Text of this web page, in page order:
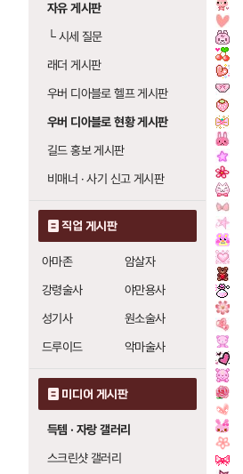
자유 게시판
└시세 질문
래더 게시판
우버 디아블로 헬프 게시판
우버 디아블로 현황 게시판
길드 홍보 게시판
비매너 · 사기 신고 게시판
직업 게시판
아마존
암살자
강령술사
야만용사
성기사
원소술사
드루이드
악마술사
미디어 게시판
득템 · 자랑 갤러리
스크린샷 갤러리